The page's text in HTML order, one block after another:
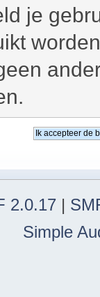
je
2.0.17 |
Simple